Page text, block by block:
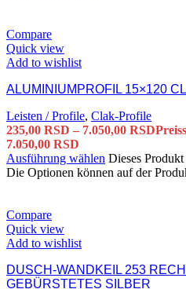
Compare
Quick view
Add to wishlist
ALUMINIUMPROFIL 15×120
Leisten / Profile, Clak-Profile
235,00 RSD – 7.050,00 RSD
7.050,00 RSD
Ausführung wählen Dieses
Die Optionen können auf der
Compare
Quick view
Add to wishlist
DUSCH-WANDKEIL 253
GEBÜRSTETES SILBER